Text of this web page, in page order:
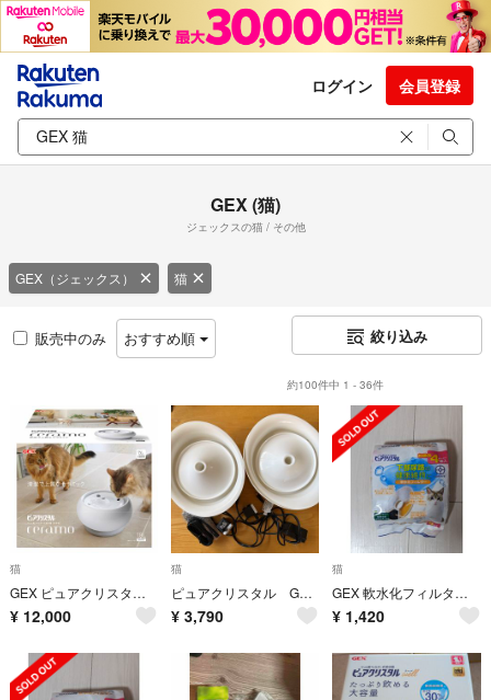
ログイン 会員登録
GEX (猫)
ジェックスの猫 / その他
GEX（ジェックス） 猫
販売中のみ おすすめ順 絞り込み
約100件中 1 - 36件
猫
GEX ピュアクリスタル セラモ 1.8L ホワイト
¥ 12,000
猫
ピュアクリスタル GEX 猫 給水器 PC15WHC
¥ 3,790
猫
GEX 軟水化フィルター 全円タイプ 4個入猫用 1箱※要注意を必読
¥ 1,420